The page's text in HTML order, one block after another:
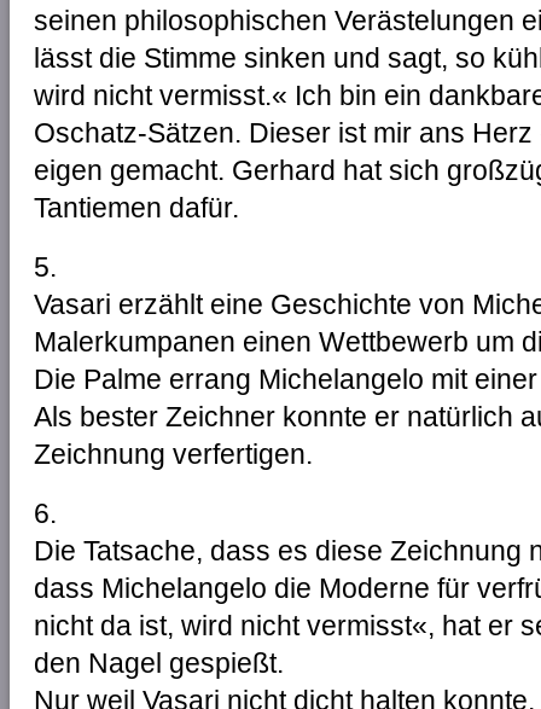
seinen philosophischen Verästelungen
lässt die Stimme sinken und sagt, so
wird nicht vermisst.« Ich bin ein
Oschatz-Sätzen. Dieser ist mir ans
eigen gemacht. Gerhard hat sich
Tantiemen dafür.
5.
Vasari erzählt eine Geschichte von
Malerkumpanen einen Wettbewerb um
Die Palme errang Michelangelo mit
Als bester Zeichner konnte er natürlich
Zeichnung verfertigen.
6.
Die Tatsache, dass es diese Zeichnung
dass Michelangelo die Moderne für
nicht da ist, wird nicht vermisst«, hat er
den Nagel gespießt.
Nur weil Vasari nicht dicht halten